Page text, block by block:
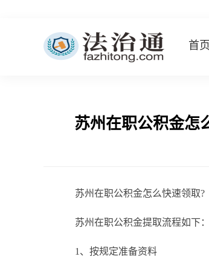
首页
苏州在职公积金怎
苏州在职公积金怎么快速领取?
苏州在职公积金提取流程如下：
1、按规定准备资料